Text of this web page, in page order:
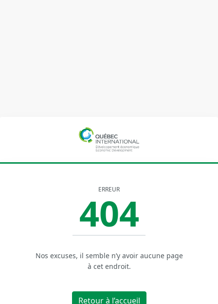
ERREUR
404
Nos excuses, il semble n’y avoir aucune page
à cet endroit.
Retour à l’accueil